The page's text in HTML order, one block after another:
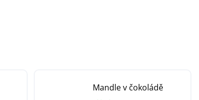
Mandle v čokoládě